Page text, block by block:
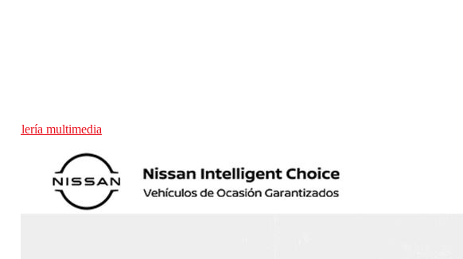
Galería multimedia